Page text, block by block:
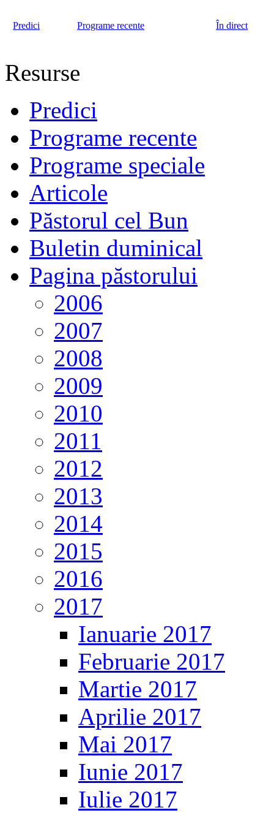
Predici Programe recente În direct
Resurse
Predici
Programe recente
Programe speciale
Articole
Păstorul cel Bun
Buletin duminical
Pagina păstorului
2006
2007
2008
2009
2010
2011
2012
2013
2014
2015
2016
2017
Ianuarie 2017
Februarie 2017
Martie 2017
Aprilie 2017
Mai 2017
Iunie 2017
Iulie 2017